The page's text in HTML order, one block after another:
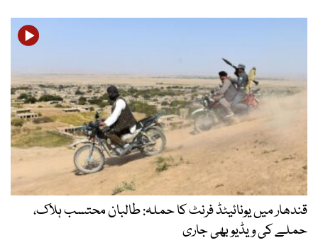
قندھار میں یونائیٹڈ فرنٹ کا حملہ: طالبان محتسب ہلاک،
حملے کی ویڈیو بھی جاری